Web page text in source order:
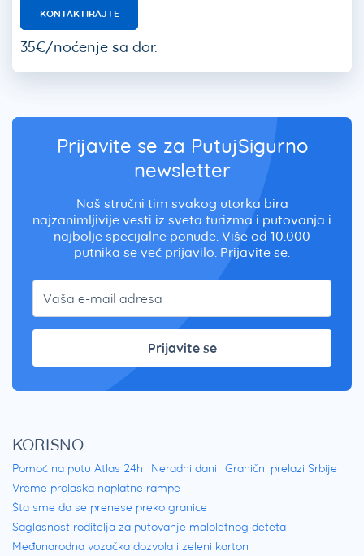
KONTAKTIRAJTE
35€/noćenje sa dor.
Prijavite se za PutujSigurno
newsletter
Naš stručni tim svakog utorka bira
najzanimljivije vesti iz sveta turizma i putovanja i
najbolje specijalne ponude. Više od 10.000
putnika se već prijavilo. Prijavite se.
Prijavite se
KORISNO
Pomoć na putu Atlas 24h Neradni dani
Granični prelazi Srbije
Vreme prolaska naplatne rampe
Šta sme da se prenese preko granice
Saglasnost roditelja za putovanje maloletnog deteta
Međunarodna vozačka dozvola i zeleni karton